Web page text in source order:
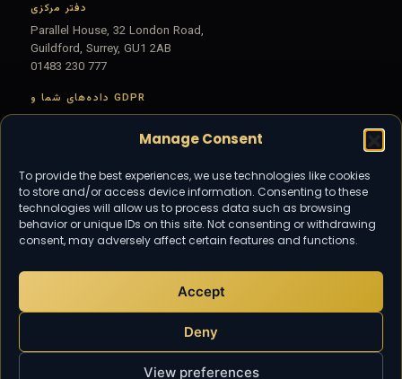
Manage Consent
To provide the best experiences, we use technologies like cookies
to store and/or access device information. Consenting to these
technologies will allow us to process data such as browsing
behavior or unique IDs on this site. Not consenting or withdrawing
consent, may adversely affect certain features and functions.
Accept
Deny
View preferences
دفتر مرکزی
Parallel House, 32 London Road,
Guildford, Surrey, GU1 2AB
01483 230 777
داده‌های شما و GDPR
(UK GDPR) به‌صورت امن پردازش می‌شود — ببینید
جامعه
برای دریافت آخرین اخبار مالیاتی و حسابداری
ایمیل بزنید
info@taxdigit.co.uk